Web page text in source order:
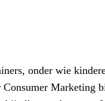
onder wie
Consumer Marketing